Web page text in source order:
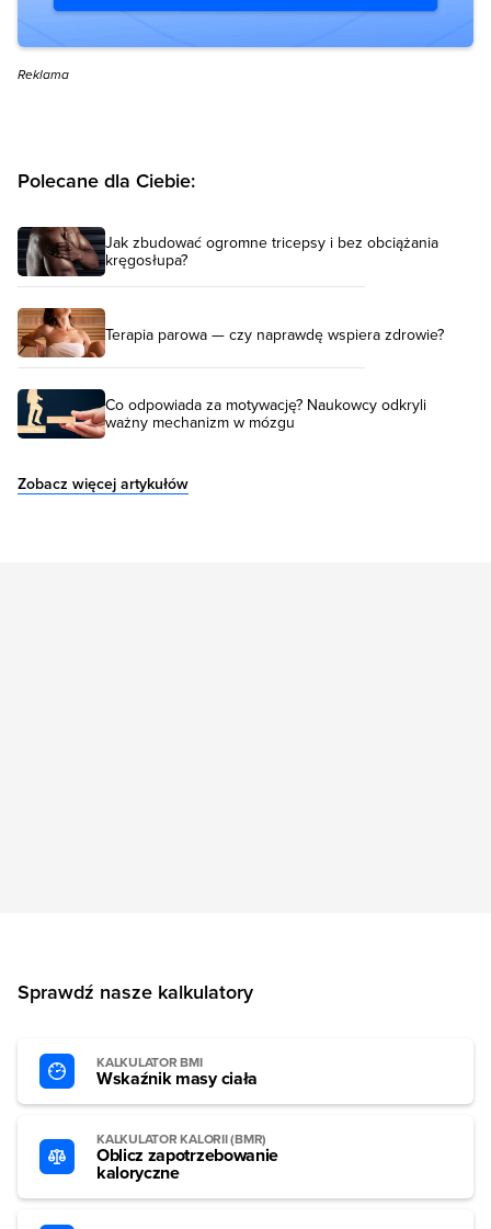
Reklama
Polecane dla Ciebie:
Jak zbudować ogromne tricepsy i bez obciążania
kręgosłupa?
Terapia parowa — czy naprawdę wspiera zdrowie?
Co odpowiada za motywację? Naukowcy odkryli
ważny mechanizm w mózgu
Zobacz więcej artykułów
Sprawdź nasze kalkulatory
KALKULATOR BMI
Wskaźnik masy ciała
KALKULATOR KALORII (BMR)
Oblicz zapotrzebowanie
kaloryczne